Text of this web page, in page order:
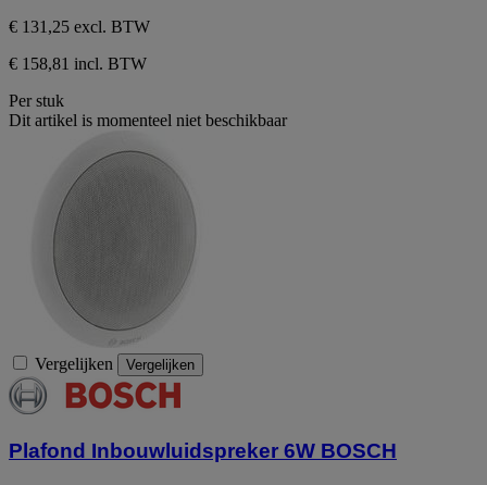
€ 131,25 excl. BTW
€ 158,81 incl. BTW
Per stuk
Dit artikel is momenteel niet beschikbaar
Vergelijken Vergelijken
Plafond Inbouwluidspreker 6W BOSCH